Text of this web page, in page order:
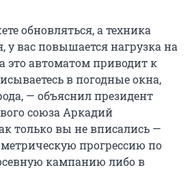
обновляться, а техника
у вас повышается нагрузка на
это автоматом приводит к
в погодные окна,
— объяснил президент
союза Аркадий
только вы не вписались —
прогрессию по
кампанию либо в